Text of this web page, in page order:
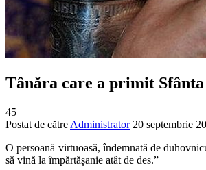
Tânăra care a primit
45
Postat de către Administrator 20 septembrie
O persoană virtuoasă, îndemnată de
să vină la împărtăşanie atât de des.”